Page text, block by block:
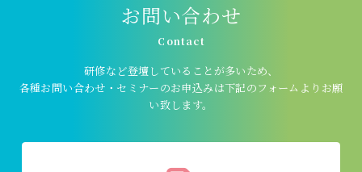
お問い合わせ
Contact
研修など登壇していることが多いため、
各種お問い合わせ・セミナーのお申込みは下記のフォームよりお願
い致します。